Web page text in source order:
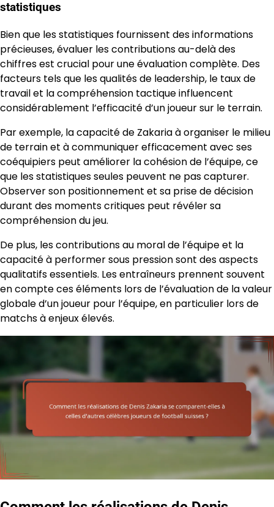
statistiques
Bien que les statistiques fournissent des informations
précieuses, évaluer les contributions au-delà des
chiffres est crucial pour une évaluation complète. Des
facteurs tels que les qualités de leadership, le taux de
travail et la compréhension tactique influencent
considérablement l’efficacité d’un joueur sur le terrain.
Par exemple, la capacité de Zakaria à organiser le milieu
de terrain et à communiquer efficacement avec ses
coéquipiers peut améliorer la cohésion de l’équipe, ce
que les statistiques seules peuvent ne pas capturer.
Observer son positionnement et sa prise de décision
durant des moments critiques peut révéler sa
compréhension du jeu.
De plus, les contributions au moral de l’équipe et la
capacité à performer sous pression sont des aspects
qualitatifs essentiels. Les entraîneurs prennent souvent
en compte ces éléments lors de l’évaluation de la valeur
globale d’un joueur pour l’équipe, en particulier lors de
matchs à enjeux élevés.